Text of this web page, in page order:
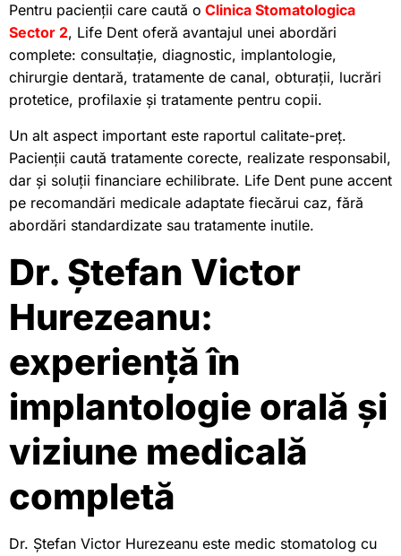
Pentru pacienții care caută o Clinica Stomatologica
Sector 2, Life Dent oferă avantajul unei abordări
complete: consultație, diagnostic, implantologie,
chirurgie dentară, tratamente de canal, obturații, lucrări
protetice, profilaxie și tratamente pentru copii.
Un alt aspect important este raportul calitate-preț.
Pacienții caută tratamente corecte, realizate responsabil,
dar și soluții financiare echilibrate. Life Dent pune accent
pe recomandări medicale adaptate fiecărui caz, fără
abordări standardizate sau tratamente inutile.
Dr. Ștefan Victor
Hurezeanu:
experiență în
implantologie orală și
viziune medicală
completă
Dr. Ștefan Victor Hurezeanu este medic stomatolog cu